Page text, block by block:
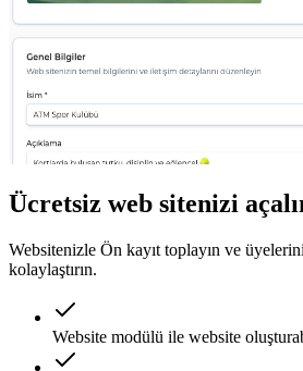
Ücretsiz web sitenizi
Websitenizle Ön kayıt toplayın ve
kolaylaştırın.
Website modülü ile website